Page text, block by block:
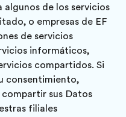
algunos de los servicios
o empresas de EF
de servicios
informáticos,
compartidos. Si
consentimiento,
sus Datos
filiales